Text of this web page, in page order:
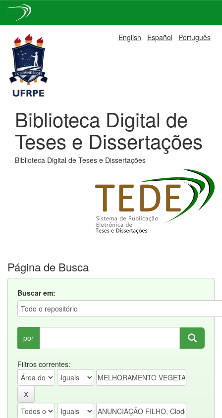
navigation
English Español Português
Biblioteca Digital de
Teses e Dissertações
Biblioteca Digital de Teses e Dissertações
Página de Busca
Buscar em:
por
Filtros correntes: